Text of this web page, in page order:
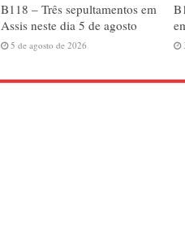
B118 – Três sepultamentos em
Assis neste dia 5 de agosto
5 de agosto de 2026